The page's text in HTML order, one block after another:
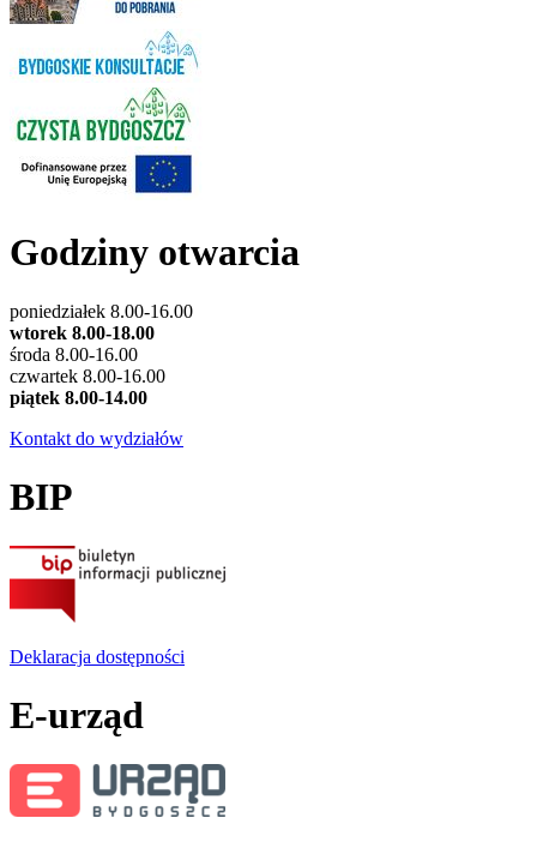
Godziny otwarcia
poniedziałek 8.00-16.00
wtorek 8.00-18.00
środa 8.00-16.00
czwartek 8.00-16.00
piątek 8.00-14.00
Kontakt do wydziałów
BIP
Deklaracja dostępności
E-urząd